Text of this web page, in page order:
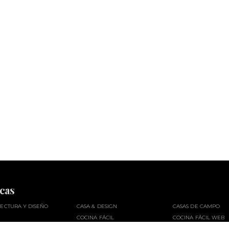
Y DISEÑO CASA & DESIGN
CASAS DE CAMPO
COCINA FÁCIL
COCINA FÁCIL WEB